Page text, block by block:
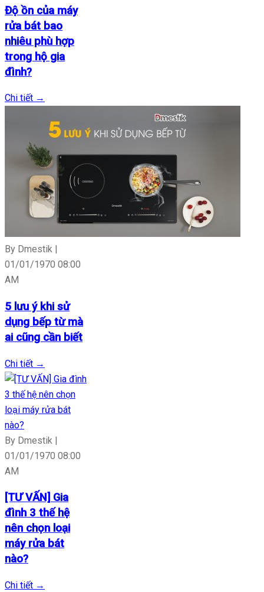
Độ ồn của máy
rửa bát bao
nhiêu phù hợp
trong hộ gia
đình?
Chi tiết →
By Dmestik |
01/01/1970 08:00
AM
5 lưu ý khi sử
dụng bếp từ mà
ai cũng cần biết
Chi tiết →
By Dmestik |
01/01/1970 08:00
AM
[TƯ VẤN] Gia
đình 3 thế hệ
nên chọn loại
máy rửa bát
nào?
Chi tiết →